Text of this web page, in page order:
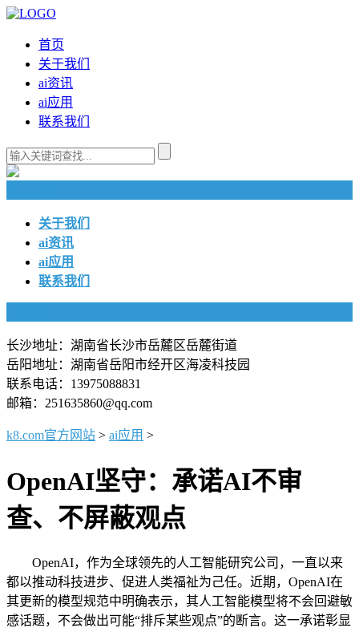
首页
关于我们
ai资讯
ai应用
联系我们
关于我们
ai资讯
ai应用
联系我们
长沙地址：湖南省长沙市岳麓区岳麓街道
岳阳地址：湖南省岳阳市经开区海凌科技园
联系电话：13975088831
邮箱：251635860@qq.com
k8.com官方网站 > ai应用 >
OpenAI坚守：承诺AI不审
查、不屏蔽观点
OpenAI，作为全球领先的人工智能研究公司，一直以来
都以推动科技进步、促进人类福祉为己任。近期，OpenAI在
其更新的模型规范中明确表示，其人工智能模型将不会回避敏
感话题，不会做出可能“排斥某些观点”的断言。这一承诺彰显